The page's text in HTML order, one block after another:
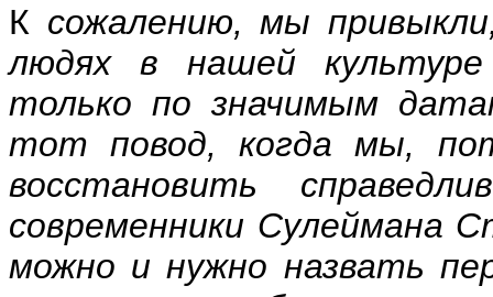
К сожалению, мы
людях в нашей
только по значимым
тот повод, когда мы,
восстановить
современники Сулеймана
можно и нужно назвать